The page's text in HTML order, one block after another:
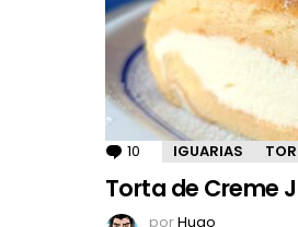
10 Comentários
IGUARIAS
Torta de Creme
porHugo